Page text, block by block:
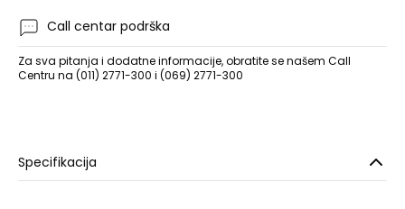
Call centar podrška
Za sva pitanja i dodatne informacije, obratite se našem Call
Centru na (011) 2771-300 i (069) 2771-300
Specifikacija